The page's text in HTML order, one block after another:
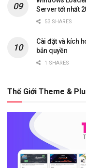
Server tốt nhất
53 SHARES
Cài đặt và kích
bản quyền
1 SHARES
Thế Giới Theme &